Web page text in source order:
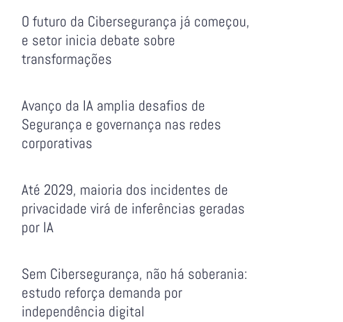
O futuro da Cibersegurança já começou,
e setor inicia debate sobre
transformações
Avanço da IA amplia desafios de
Segurança e governança nas redes
corporativas
Até 2029, maioria dos incidentes de
privacidade virá de inferências geradas
por IA
Sem Cibersegurança, não há soberania:
estudo reforça demanda por
independência digital